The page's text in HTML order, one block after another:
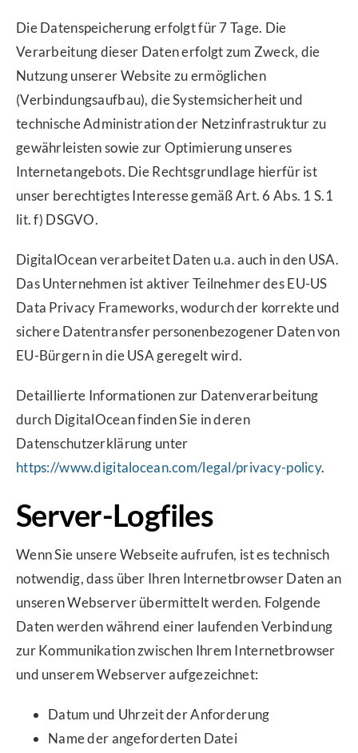
Die Datenspeicherung erfolgt für 7 Tage. Die
Verarbeitung dieser Daten erfolgt zum Zweck, die
Nutzung unserer Website zu ermöglichen
(Verbindungsaufbau), die Systemsicherheit und
technische Administration der Netzinfrastruktur zu
gewährleisten sowie zur Optimierung unseres
Internetangebots. Die Rechtsgrundlage hierfür ist
unser berechtigtes Interesse gemäß Art. 6 Abs. 1 S.1
lit. f) DSGVO.
DigitalOcean verarbeitet Daten u.a. auch in den USA.
Das Unternehmen ist aktiver Teilnehmer des EU-US
Data Privacy Frameworks, wodurch der korrekte und
sichere Datentransfer personenbezogener Daten von
EU-Bürgern in die USA geregelt wird.
Detaillierte Informationen zur Datenverarbeitung
durch DigitalOcean finden Sie in deren
Datenschutzerklärung unter
https://www.digitalocean.com/legal/privacy-policy.
Server-Logfiles
Wenn Sie unsere Webseite aufrufen, ist es technisch
notwendig, dass über Ihren Internetbrowser Daten an
unseren Webserver übermittelt werden. Folgende
Daten werden während einer laufenden Verbindung
zur Kommunikation zwischen Ihrem Internetbrowser
und unserem Webserver aufgezeichnet:
Datum und Uhrzeit der Anforderung
Name der angeforderten Datei